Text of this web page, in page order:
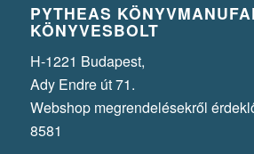
PYTHEAS
KÖNYVESBOLT
H-1221 Budapest,
Ady Endre út 71.
Webshop megrendelésekről
8581